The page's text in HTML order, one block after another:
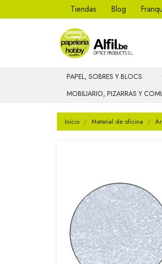
Tiendas Blog
PAPEL, SOBRES Y BLOCS
MOBILIARIO, PIZARRAS Y
Inicio Material de oficina